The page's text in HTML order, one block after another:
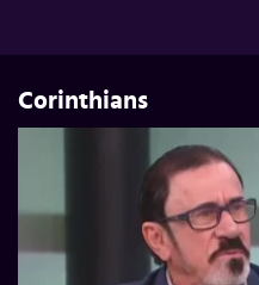
Corinthians